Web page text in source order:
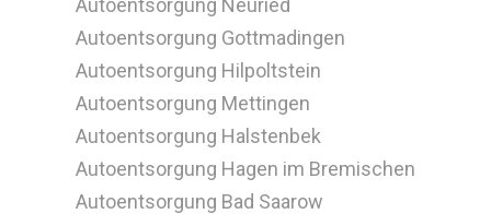
Autoentsorgung Neuried
Autoentsorgung Gottmadingen
Autoentsorgung Hilpoltstein
Autoentsorgung Mettingen
Autoentsorgung Halstenbek
Autoentsorgung Hagen im Bremischen
Autoentsorgung Bad Saarow